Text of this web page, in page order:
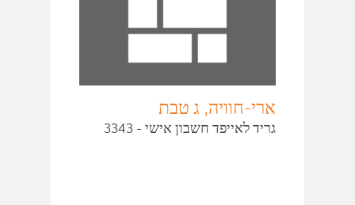
ארי-חוויה, ג טבת
גריד לאייפד חשבון אישי - 3343